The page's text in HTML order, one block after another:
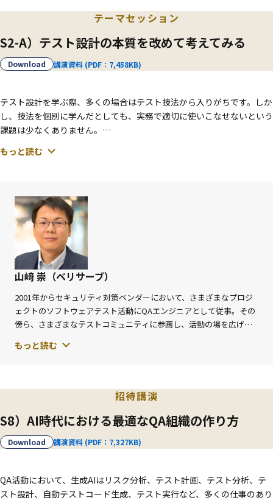
テーマセッション
S2-A）テスト設計の本質を改めて考えてみる
Download 講演資料 (PDF：7,458KB)
テスト設計を学ぶ際、多くの場合はテスト技法から入りがちです。しか
し、技法を個別に学んだとしても、実務で適切に使いこなせないという
課題は少なくありません。
本セッションでは、特定の技法の解説には踏み込まず、「テスト設計と
がどのような役割を持ち、どのように選択・適用されるべきかを考えま
す。
本質的な理解に立ち返ることで、個々の技法に振り回されず、説明性の
高いテスト設計へとつなげるための示唆を提供します。
もっと読む
山﨑 崇（ベリサーブ）
2001年からセキュリティ対策ベンダーにおいて、さまざまなプロジ
ェクトのソフトウェアテスト活動にQAエンジニアとして従事。その
傍ら、さまざまなテストコミュニティに参画し、活動の場を広げ
ルテーションなどを担い、少しでも現場が幸せになるように日々奮
JSTQB Foundation Level 認定講師/テスト設計コンテストU-30審査
委員/ASTER テストプロセス改善研究会/日科技連ODC分析研究会 運
営委員 など
もっと読む
招待講演
S8）AI時代における最適なQA組織の作り方
Download 講演資料 (PDF：7,327KB)
QA活動において、生成AIはリスク分析、テスト計画、テスト分析、テ
スト設計、自動テストコード生成、テスト実行など、多くの仕事のあり